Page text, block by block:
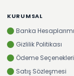
KURUMSAL
Banka
Gizlilik Politikası
Ödeme Seçenekleri
Satış Sözleşmesi